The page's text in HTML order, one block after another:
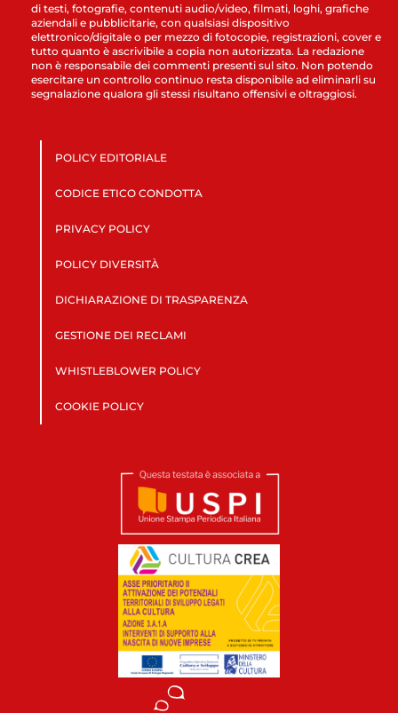
di testi, fotografie, contenuti audio/video, filmati, loghi, grafiche
aziendali e pubblicitarie, con qualsiasi dispositivo
elettronico/digitale o per mezzo di fotocopie, registrazioni, cover e
tutto quanto è ascrivibile a copia non autorizzata. La redazione
non è responsabile dei commenti presenti sul sito. Non potendo
esercitare un controllo continuo resta disponibile ad eliminarli su
segnalazione qualora gli stessi risultano offensivi e oltraggiosi.
POLICY EDITORIALE
CODICE ETICO CONDOTTA
PRIVACY POLICY
POLICY DIVERSITÀ
DICHIARAZIONE DI TRASPARENZA
GESTIONE DEI RECLAMI
WHISTLEBLOWER POLICY
COOKIE POLICY